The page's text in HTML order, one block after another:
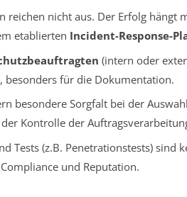
reichen nicht aus. Der Erfolg hängt
etablierten Incident-Response-
(intern oder
besonders für die Dokumentation.
besondere Sorgfalt bei der
der Kontrolle der
Tests (z.B. Penetrationstests) sind
und Reputation.